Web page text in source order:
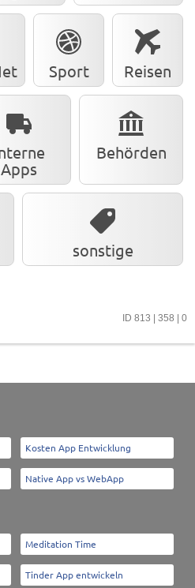
Sport Reisen
Apps
Behörden
sonstige
ID 813 | 358 | 0
Kosten App Entwicklung
Native App vs WebApp
Meditation Time
Tinder App entwickeln